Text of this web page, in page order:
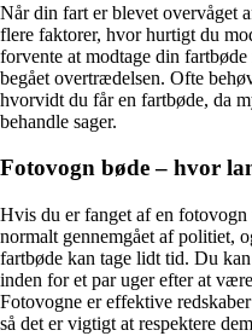
Når din fart er blevet overvåget
flere faktorer, hvor hurtigt du
forvente at modtage din
begået overtrædelsen. Ofte
hvorvidt du får en fartbøde, da
behandle sager.
Fotovogn bøde – hvor
Hvis du er fanget af en
normalt gennemgået af politiet,
fartbøde kan tage lidt tid. Du
inden for et par uger efter at
Fotovogne er effektive
så det er vigtigt at respektere